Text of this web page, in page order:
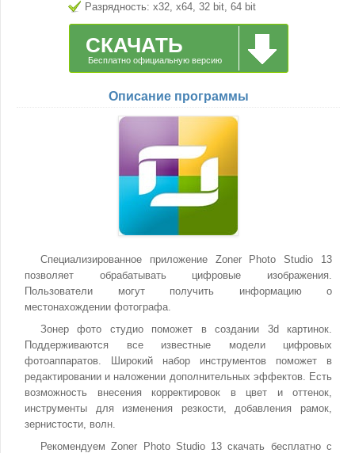
Разрядность: x32, x64, 32 bit, 64 bit
СКАЧАТЬ
Бесплатно официальную версию
Описание программы
Специализированное приложение Zoner Photo Studio 13
позволяет обрабатывать цифровые изображения.
Пользователи могут получить информацию о
местонахождении фотографа.
Зонер фото студио поможет в создании 3d картинок.
Поддерживаются все известные модели цифровых
фотоаппаратов. Широкий набор инструментов поможет в
редактировании и наложении дополнительных эффектов. Есть
возможность внесения корректировок в цвет и оттенок,
инструменты для изменения резкости, добавления рамок,
зернистости, волн.
Рекомендуем Zoner Photo Studio 13 скачать бесплатно с